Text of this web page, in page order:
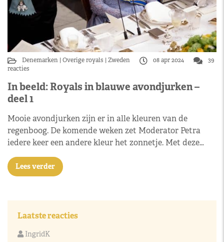
Denemarken Overige royals Zweden 08 apr 2024
39
reacties
In beeld: Royals in blauwe avondjurken –
deel 1
Mooie avondjurken zijn er in alle kleuren van de
regenboog. De komende weken zet Moderator Petra
iedere keer een andere kleur het zonnetje. Met deze…
Lees verder
Laatste reacties
IngridK